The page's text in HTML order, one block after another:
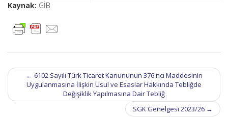
Kaynak: GİB
Post
navigation
← 6102 Sayılı Türk Ticaret Kanununun 376 ncı Maddesinin
Uygulanmasına İlişkin Usul ve Esaslar Hakkında Tebliğde
Değişiklik Yapılmasına Dair Tebliğ
SGK Genelgesi 2023/26 →